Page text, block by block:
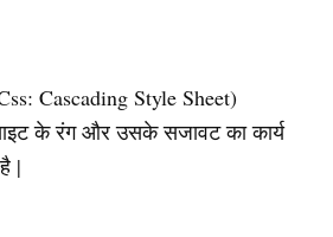
Cascading Style Sheet)
के रंग और उसके सजावट का कार्य
|